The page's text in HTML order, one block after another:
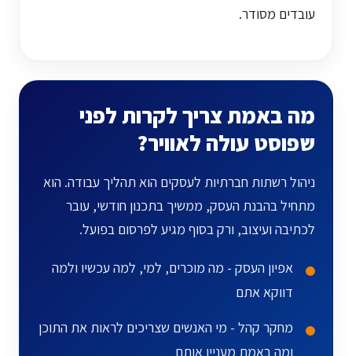
עובדים מסודר.
מה באמת צריך לקרות לפני
שפוסט עולה לאוויר?
ניהול רשתות חברתיות לעסקים הוא תהליך עבודה. הוא
מתחיל בהבנת העסק, ממשיך בתכנון חודשי, עובר
לכתיבה ועיצוב, ורק בסוף מגיע לפרסום בפועל.
אפיון העסק - מה מוכרים, למי, למה עכשיו ולמה
דווקא אתם
מחקר קהל - מי האנשים שצריכים לראות את התוכן
ומה באמת מעניין אותם